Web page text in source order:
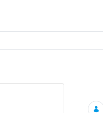
Ricerca -
Ricerca